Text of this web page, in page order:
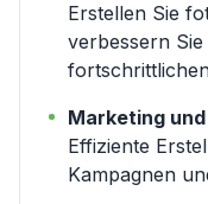
Erstellen Sie
verbessern
Marketing
Effiziente
Kampagnen